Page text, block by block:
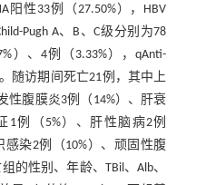
阳性33例（27.50%），HBV
Pugh A、B、C级分别为78
）、4例（3.33%），qAnti-
随访期间死亡21例，其中上
性腹膜炎3例（14%）、肝衰
1例（5%）、肝性脑病2例
感染2例（10%）、顽固性腹
的性别、年龄、TBil、Alb、